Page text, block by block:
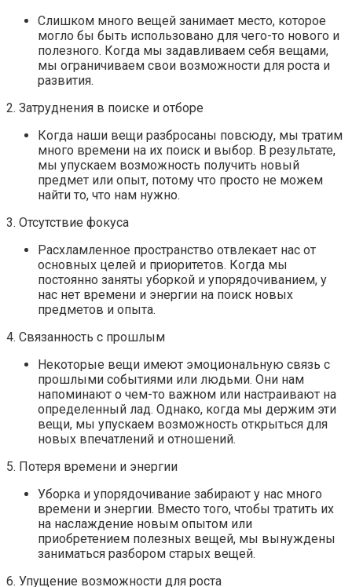
Слишком много вещей занимает место, которое
могло бы быть использовано для чего-то нового и
полезного. Когда мы задавливаем себя вещами,
мы ограничиваем свои возможности для роста и
развития.
2. Затруднения в поиске и отборе
Когда наши вещи разбросаны повсюду, мы тратим
много времени на их поиск и выбор. В результате,
мы упускаем возможность получить новый
предмет или опыт, потому что просто не можем
найти то, что нам нужно.
3. Отсутствие фокуса
Расхламленное пространство отвлекает нас от
основных целей и приоритетов. Когда мы
постоянно заняты уборкой и упорядочиванием, у
нас нет времени и энергии на поиск новых
предметов и опыта.
4. Связанность с прошлым
Некоторые вещи имеют эмоциональную связь с
прошлыми событиями или людьми. Они нам
напоминают о чем-то важном или настраивают на
определенный лад. Однако, когда мы держим эти
вещи, мы упускаем возможность открыться для
новых впечатлений и отношений.
5. Потеря времени и энергии
Уборка и упорядочивание забирают у нас много
времени и энергии. Вместо того, чтобы тратить их
на наслаждение новым опытом или
приобретением полезных вещей, мы вынуждены
заниматься разбором старых вещей.
6. Упущение возможности для роста